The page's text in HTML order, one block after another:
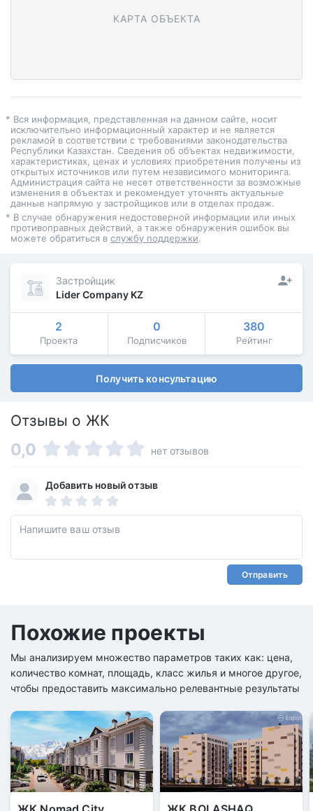
КАРТА ОБЪЕКТА
* Вся информация, представленная на данном сайте, носит
исключительно информационный характер и не является
рекламой в соответствии с требованиями законодательства
Республики Казахстан. Сведения об объектах недвижимости,
характеристиках, ценах и условиях приобретения получены из
открытых источников или путем независимого мониторинга.
Администрация сайта не несет ответственности за возможные
изменения в объектах и рекомендует уточнять актуальные
данные напрямую у застройщиков или в отделах продаж.
* В случае обнаружения недостоверной информации или иных
противоправных действий, а также обнаружения ошибок вы
можете обратиться в службу поддержки.
Застройщик
Lider Company KZ
2
Проекта
0
Подписчиков
380
Рейтинг
Получить консультацию
Отзывы о ЖК
0,0 нет отзывов
Добавить новый отзыв
Отправить
Похожие проекты
Мы анализируем множество параметров таких как: цена,
количество комнат, площадь, класс жилья и многое другое,
чтобы предоставить максимально релевантные результаты